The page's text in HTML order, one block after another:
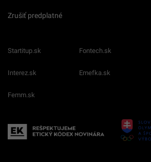
Zrušiť predplatné
Startitup.sk Fontech.sk
Interez.sk Emefka.sk
Femm.sk